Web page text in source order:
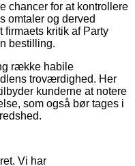
chancer for at kontrollere
omtaler og derved
firmaets kritik af Party
bestilling.
række habile
troværdighed. Her
kunderne at notere
som også bør tages i
Vi har